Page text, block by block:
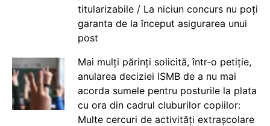
titularizabile / La niciun concurs nu poți
garanta de la început asigurarea unui
post
Mai mulți părinți solicită, într-o petiție,
anularea deciziei ISMB de a nu mai
acorda sumele pentru posturile la plata
cu ora din cadrul cluburilor copiilor:
Multe cercuri de activități extrașcolare